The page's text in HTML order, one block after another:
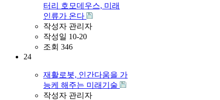
터리 호모데우스, 미래
인류가 온다
작성자 관리자
작성일 10-20
조회 346
24
재활로봇, 인간다움을 가
능케 해주는 미래기술
작성자 관리자